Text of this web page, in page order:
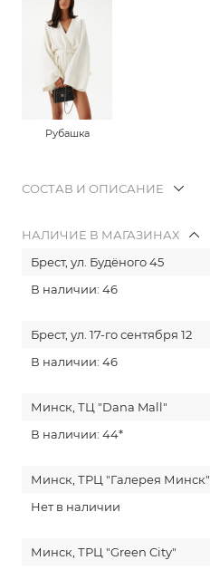
Рубашка
СОСТАВ И ОПИСАНИЕ
НАЛИЧИЕ В МАГАЗИНАХ
Брест, ул. Будёного 45
В наличии: 46
Брест, ул. 17-го сентября 12
В наличии: 46
Минск, ТЦ "Dana Mall"
В наличии: 44*
Минск, ТРЦ "Галерея Минск"
Нет в наличии
Минск, ТРЦ "Green City"